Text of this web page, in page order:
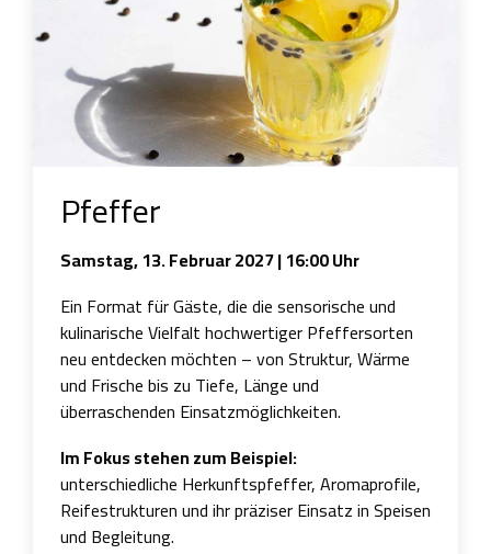
Pfeffer
Samstag, 13. Februar 2027 | 16:00 Uhr
Ein Format für Gäste, die die sensorische und
kulinarische Vielfalt hochwertiger Pfeffersorten
neu entdecken möchten – von Struktur, Wärme
und Frische bis zu Tiefe, Länge und
überraschenden Einsatzmöglichkeiten.
Im Fokus stehen zum Beispiel:
unterschiedliche Herkunftspfeffer, Aromaprofile,
Reifestrukturen und ihr präziser Einsatz in Speisen
und Begleitung.